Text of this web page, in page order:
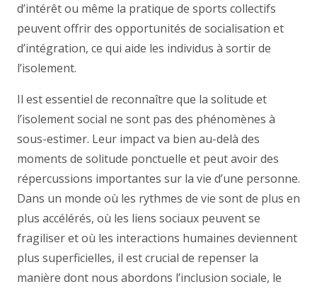
d’intérêt ou même la pratique de sports collectifs
peuvent offrir des opportunités de socialisation et
d’intégration, ce qui aide les individus à sortir de
l’isolement.
Il est essentiel de reconnaître que la solitude et
l’isolement social ne sont pas des phénomènes à
sous-estimer. Leur impact va bien au-delà des
moments de solitude ponctuelle et peut avoir des
répercussions importantes sur la vie d’une personne.
Dans un monde où les rythmes de vie sont de plus en
plus accélérés, où les liens sociaux peuvent se
fragiliser et où les interactions humaines deviennent
plus superficielles, il est crucial de repenser la
manière dont nous abordons l’inclusion sociale, le